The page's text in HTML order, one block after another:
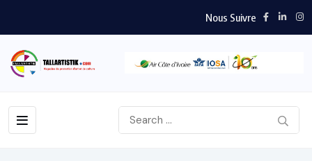
Nous Suivre